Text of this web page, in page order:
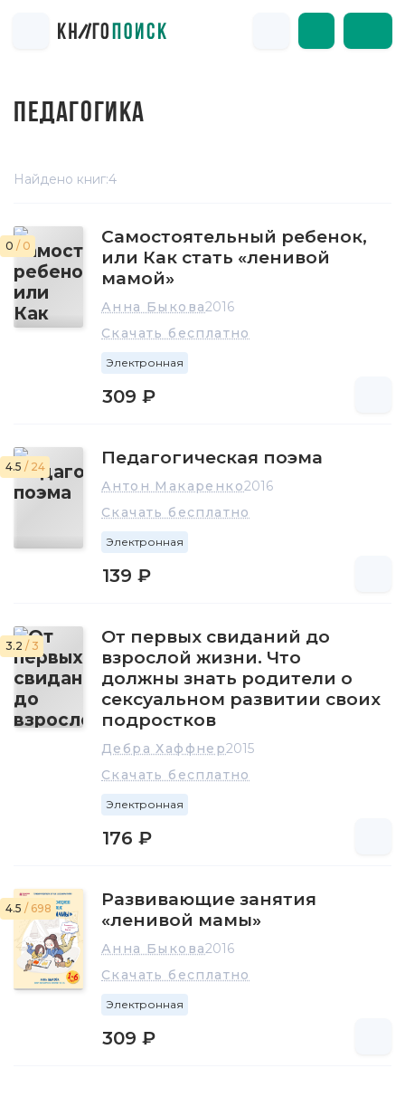
ПЕДАГОГИКА
Найдено книг:4
0 / 0
Самостоятельный ребенок,
или Как стать «ленивой
мамой»
Анна Быкова2016
Скачать бесплатно
Электронная
309 ₽
4.5 / 24 Педагогическая поэма
Антон Макаренко2016
Скачать бесплатно
Электронная
139 ₽
3.2 / 3
От первых свиданий до
взрослой жизни. Что
должны знать родители о
сексуальном развитии своих
подростков
Дебра Хаффнер2015
Скачать бесплатно
Электронная
176 ₽
4.5 / 698
Развивающие занятия
«ленивой мамы»
Анна Быкова2016
Скачать бесплатно
Электронная
309 ₽